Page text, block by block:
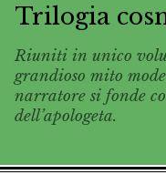
Trilogia
Riuniti in unico
grandioso mito
narratore si fonde
dell’apologeta.